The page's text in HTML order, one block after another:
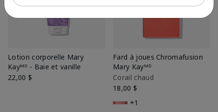
Lotion corporelle Mary
Kayᴹᴰ - Baie et vanille
22,00 $
Fard à joues Chromafusion
Mary Kayᴹᴰ
Corail chaud
18,00 $
+1